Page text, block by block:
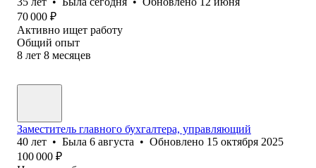
70 000 ₽
Активно ищет работу
Общий опыт
8 лет 8 месяцев
Заместитель главного бухгалтера, управляющий
40 лет • Была 6 августа • Обновлено 15 октября 2025
100 000 ₽